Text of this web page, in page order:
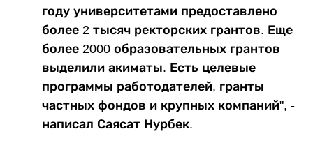
году университетами предоставлено
более 2 тысяч ректорских грантов. Еще
более 2000 образовательных грантов
выделили акиматы. Есть целевые
программы работодателей, гранты
частных фондов и крупных компаний", -
написал Саясат Нурбек.